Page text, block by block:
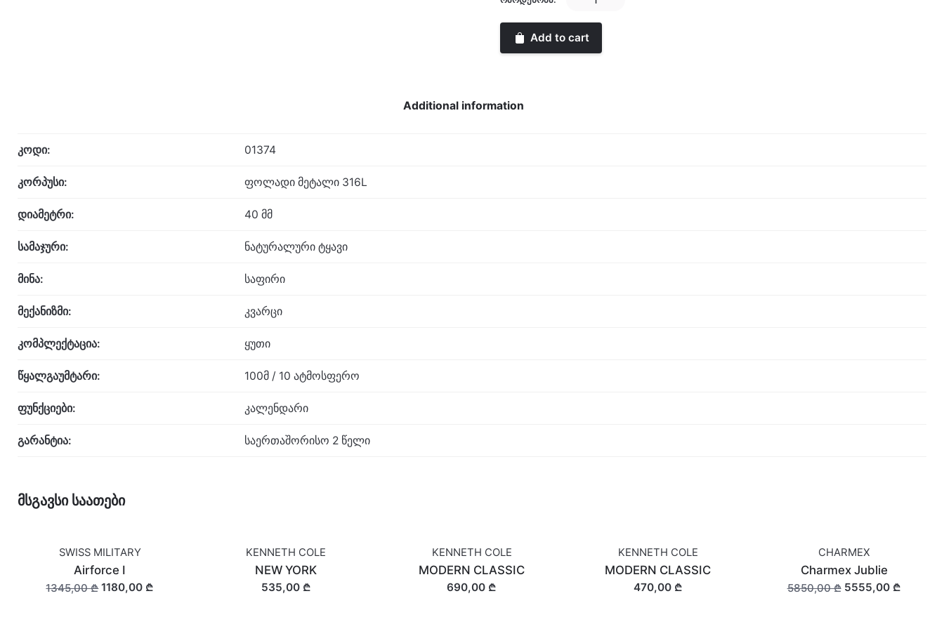
Classic
quantity
Add to cart
Additional information
კოდი: 01374
კორპუსი: ფოლადი მეტალი 316L
დიამეტრი: 40 მმ
სამაჯური: ნატურალური ტყავი
მინა: საფირი
მექანიზმი: კვარცი
კომპლექტაცია: ყუთი
წყალგაუმტარი: 100მ / 10 ატმოსფერო
ფუნქციები: კალენდარი
გარანტია: საერთაშორისო 2 წელი
მსგავსი საათები
OUT OF STOCK
SWISS MILITARY
Airforce I
1345,00 ₾1180,00 ₾
KENNETH COLE
NEW YORK
535,00 ₾
KENNETH COLE
MODERN CLASSIC
690,00 ₾
KENNETH COLE
MODERN CLASSIC
470,00 ₾
OUT OF STOCK
CHARMEX
Charmex Jublie
5850,00 ₾5555,00 ₾